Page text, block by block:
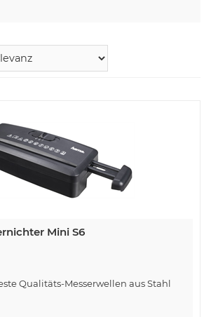
Mini S6
Qualitäts-Messerwellen aus Stahl